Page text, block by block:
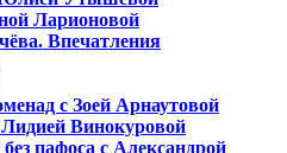
Ларионовой
Впечатления
с Зоей Арнаутовой
Винокуровой
пафоса с Александрой